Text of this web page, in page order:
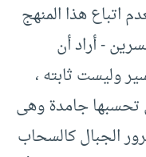
اتباع هذا المنهج
-‏ أراد أن
وليست ثابته ،
تحسبها جامدة وهى
} [‏النمل :‏ ‏88 ]‏ فمرور الجبال كالسحاب